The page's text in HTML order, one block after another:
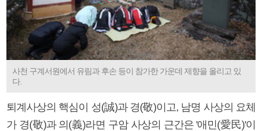
사천 구계서원에서 유림과 후손 등이 참가한 가운데 제향을 올리고 있
다.
퇴계사상의 핵심이 성(誠)과 경(敬)이고, 남명 사상의 요체
가 경(敬)과 의(義)라면 구암 사상의 근간은 '애민(愛民)'이